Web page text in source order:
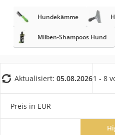
Hundekämme
Milben-Shampoos Hund
Aktualisiert: 05.08.20261 - 8
Preis in EUR